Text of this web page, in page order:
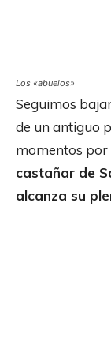
Los «abuelos»
Seguimos
de un antiguo
momentos por
castañar de
alcanza su